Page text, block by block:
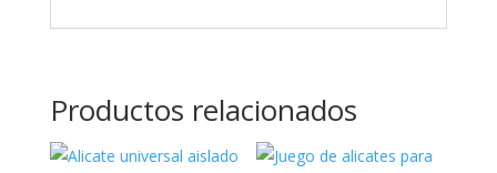
Productos relacionados